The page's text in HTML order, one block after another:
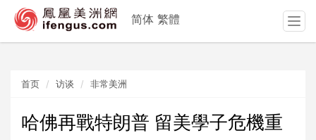
首页 访谈 非常美洲
哈佛再戰特朗普 留美學子危機重
简体 繁體
T
o